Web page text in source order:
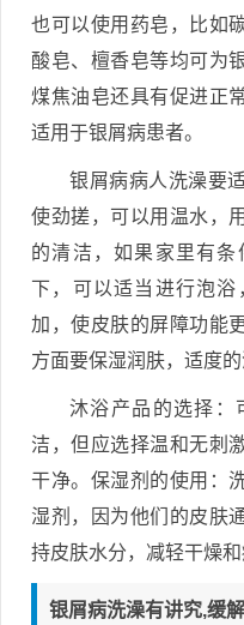
也可以使用药皂，比如
酸皂、檀香皂等均可为
煤焦油皂还具有促进正
适用于银屑病患者。
银屑病病人洗澡要
使劲搓，可以用温水，
的清洁，如果家里有
下，可以适当进行泡
加，使皮肤的屏障功能
方面要保湿润肤，适度的
沐浴产品的选择：
洁，但应选择温和无刺
干净。保湿剂的使用：
湿剂，因为他们的皮肤
持皮肤水分，减轻干燥和
银屑病洗澡有讲究,缓